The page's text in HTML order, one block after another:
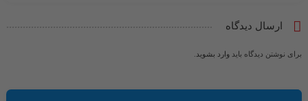
ارسال دیدگاه
برای نوشتن دیدگاه باید وارد بشوید